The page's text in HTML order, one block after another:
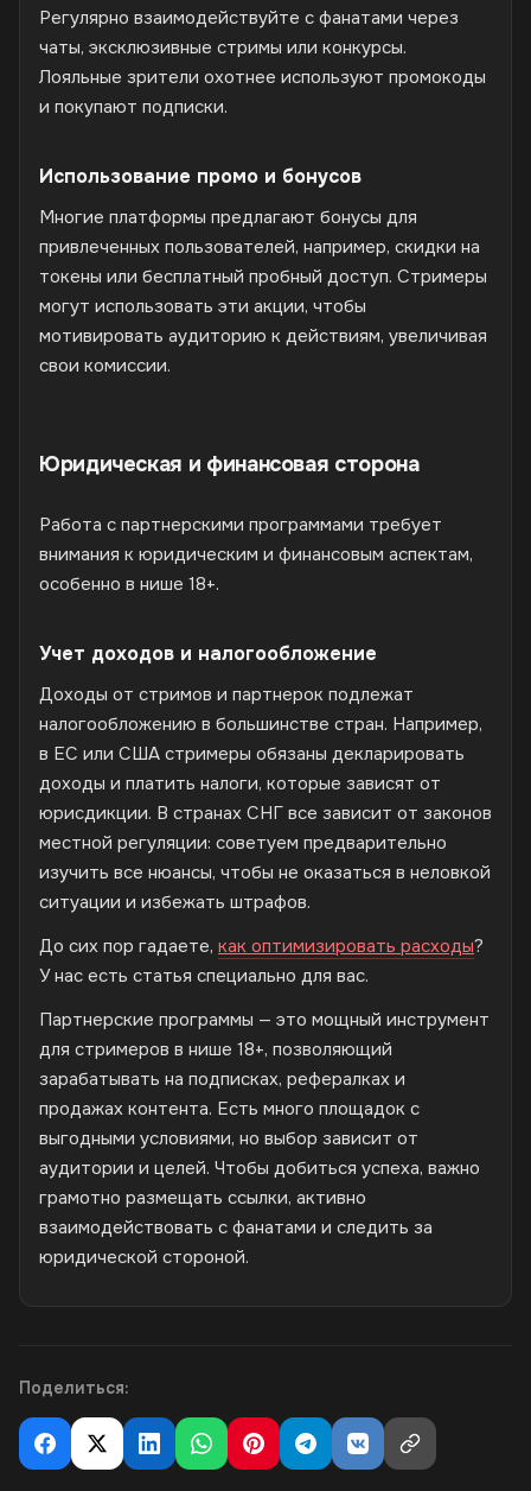
Регулярно взаимодействуйте с фанатами через
чаты, эксклюзивные стримы или конкурсы.
Лояльные зрители охотнее используют промокоды
и покупают подписки.
Использование промо и бонусов
Многие платформы предлагают бонусы для
привлеченных пользователей, например, скидки на
токены или бесплатный пробный доступ. Стримеры
могут использовать эти акции, чтобы
мотивировать аудиторию к действиям, увеличивая
свои комиссии.
Юридическая и финансовая сторона
Работа с партнерскими программами требует
внимания к юридическим и финансовым аспектам,
особенно в нише 18+.
Учет доходов и налогообложение
Доходы от стримов и партнерок подлежат
налогообложению в большинстве стран. Например,
в ЕС или США стримеры обязаны декларировать
доходы и платить налоги, которые зависят от
юрисдикции. В странах СНГ все зависит от законов
местной регуляции: советуем предварительно
изучить все нюансы, чтобы не оказаться в неловкой
ситуации и избежать штрафов.
До сих пор гадаете, как оптимизировать расходы?
У нас есть статья специально для вас.
Партнерские программы — это мощный инструмент
для стримеров в нише 18+, позволяющий
зарабатывать на подписках, рефералках и
продажах контента. Есть много площадок с
выгодными условиями, но выбор зависит от
аудитории и целей. Чтобы добиться успеха, важно
грамотно размещать ссылки, активно
взаимодействовать с фанатами и следить за
юридической стороной.
Поделиться: